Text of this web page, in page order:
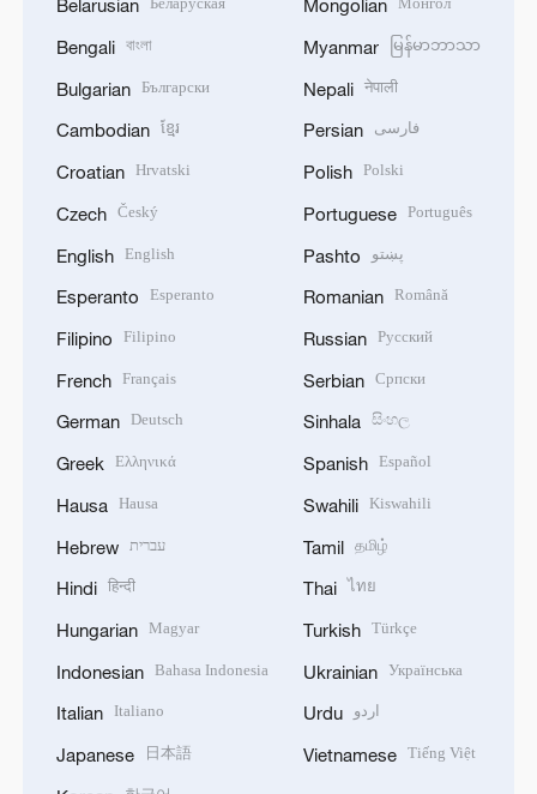
Belarusian
Bengali বাংলা
Bulgarian Български
Cambodian ខ្មែរ
Croatian Hrvatski
Czech Český
English English
Esperanto Esperanto
Filipino Filipino
French Français
German Deutsch
Greek Ελληνικά
Hausa Hausa
Hebrew עברית
Hindi हिन्दी
Hungarian Magyar
Indonesian Bahasa Indonesia
Italian Italiano
Japanese 日本語
Mongolian
Myanmar မြန်မာဘာသာ
Nepali नेपाली
Persian فارسی
Polish Polski
Portuguese Português
Pashto پښتو
Romanian Română
Russian Русский
Serbian Српски
Sinhala සිංහල
Spanish Español
Swahili Kiswahili
Tamil தமிழ்
Thai ไทย
Turkish Türkçe
Ukrainian Українська
Urdu اردو
Vietnamese Tiếng Việt